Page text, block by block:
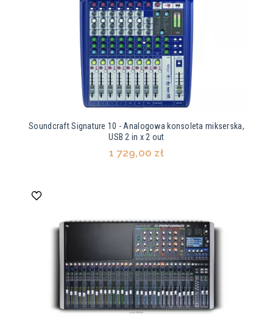
Soundcraft Signature 10 - Analogowa konsoleta mikserska,
USB 2 in x 2 out
1 729,00 zł